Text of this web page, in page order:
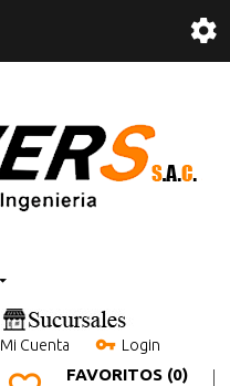
Mi Cuenta Login
FAVORITOS (0)